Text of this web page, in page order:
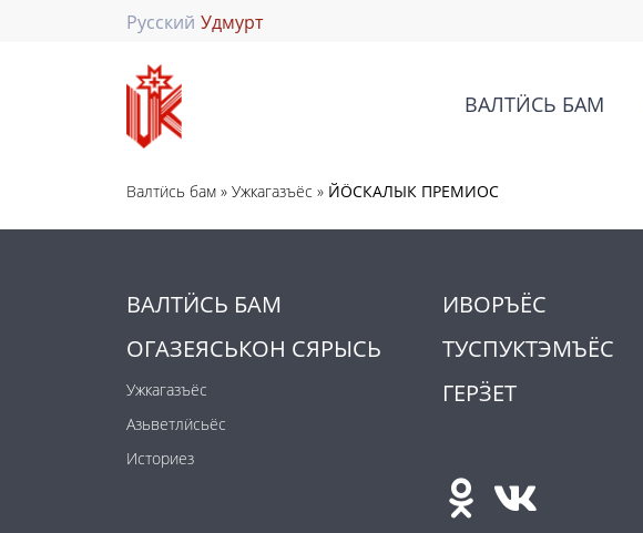
Русский Удмурт
ВАЛТӤСЬ БАМ
Валтӥсь бам » Ужкагазъёс » ЙӦСКАЛЫК ПРЕМИОС
ВАЛТӤСЬ БАМ
ОГАЗЕЯСЬКОН СЯРЫСЬ
Ужкагазъёс
Азьветлӥсьёс
Историез
ИВОРЪЁС
ТУСПУКТЭМЪЁС
ГЕРӞЕТ